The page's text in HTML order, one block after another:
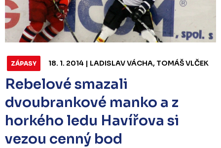
ZÁPASY 18. 1. 2014 | LADISLAV VÁCHA, TOMÁŠ VLČEK
Rebelové smazali
dvoubrankové manko a z
horkého ledu Havířova si
vezou cenný bod